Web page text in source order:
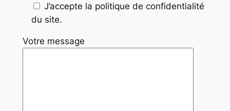
J’accepte la politique de confidentialité
du site.
Votre message